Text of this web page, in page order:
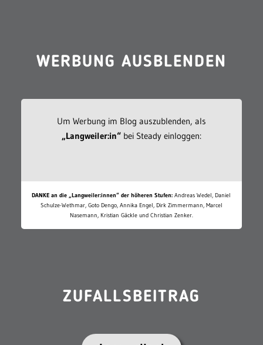
WERBUNG AUSBLENDEN
Um Werbung im Blog auszublenden, als
„Langweiler:in“bei Steady einloggen:
DANKE an die „Langweiler:innen“ der höheren Stufen: Andreas Wedel, Daniel
Schulze-Wethmar, Goto Dengo, Annika Engel, Dirk Zimmermann, Marcel
Nasemann, Kristian Gäckle und Christian Zenker.
ZUFALLSBEITRAG